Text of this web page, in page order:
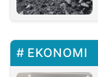
EKONOMI